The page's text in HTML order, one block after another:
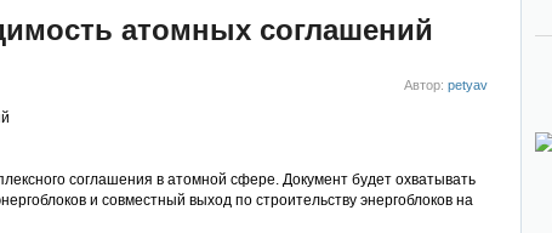
атомных соглашений
Автор:petyav
соглашения в атомной сфере. Документ будет охватывать
и совместный выход по строительству энергоблоков на